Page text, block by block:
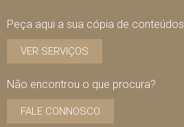
Peça aqui a sua cópia de
VER SERVIÇOS
Não encontrou o que procura?
FALE CONNOSCO